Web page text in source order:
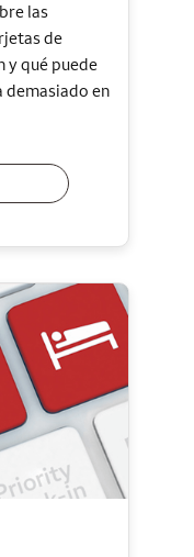
las
de
y qué puede
demasiado en